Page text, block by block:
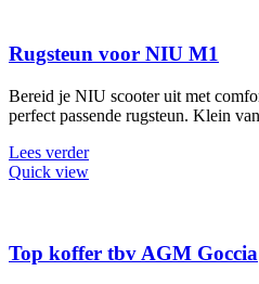
Rugsteun voor NIU M1
Bereid je NIU scooter uit met
perfect passende rugsteun. Klein
Lees verder
Quick view
Top koffer tbv AGM Goccia